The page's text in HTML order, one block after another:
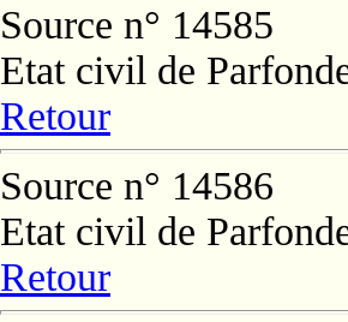
Source n° 14585
Etat civil de
Retour
Source n° 14586
Etat civil de
Retour